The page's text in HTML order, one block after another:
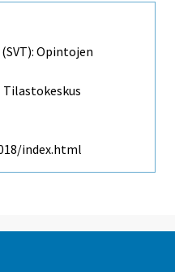
Opintojen
Tilastokeskus
index.html